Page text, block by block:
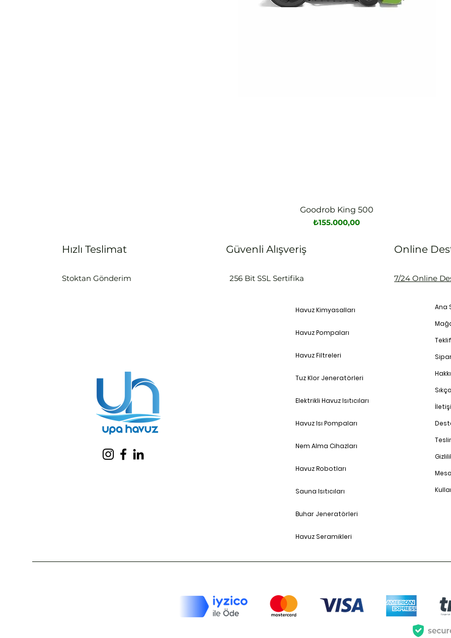
Hızlı Bakış
Goodrob King 500
Fiyat
₺155.000,00
Hızlı Teslimat
Stoktan Gönderim
Güvenli Alışveriş
256 Bit SSL Sertifika
Online
7/24 Online
Havuz Kimyasalları
Havuz Pompaları
Havuz Filtreleri
Tuz Klor Jeneratörleri
Elektrikli Havuz Isıtıcıları
Havuz Isı Pompaları
Nem Alma Cihazları
Havuz Robotları
Sauna Isıtıcıları
Buhar Jeneratörleri
Havuz Seramikleri
Ana